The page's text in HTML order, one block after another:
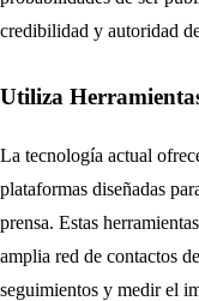
credibilidad y autoridad
Utiliza
La tecnología actual
plataformas diseñadas
prensa. Estas
amplia red de contactos
seguimientos y medir el